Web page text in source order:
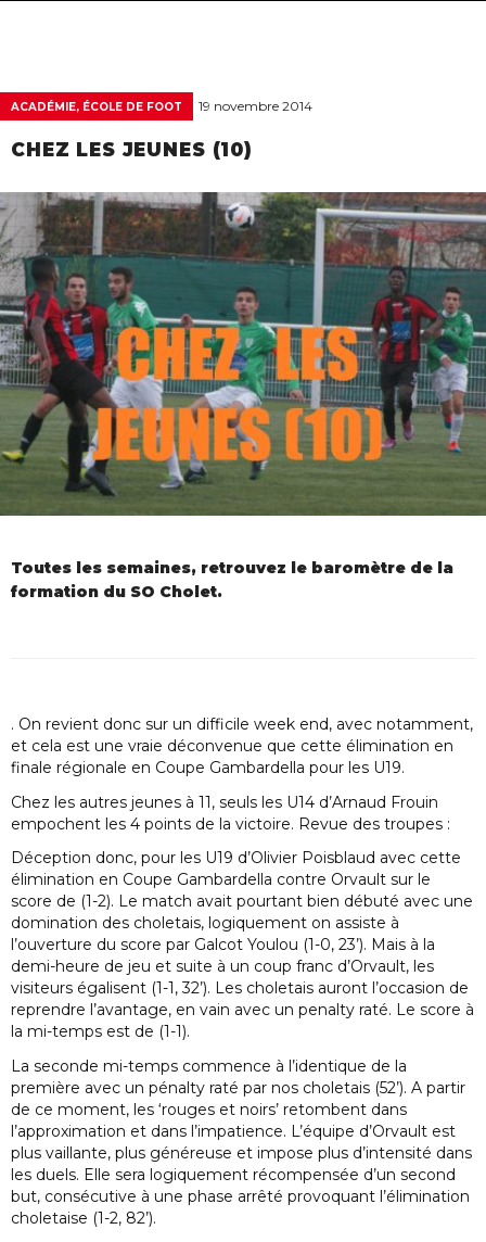
ACADÉMIE, ÉCOLE DE FOOT 19 novembre 2014
CHEZ LES JEUNES (10)
Toutes les semaines, retrouvez le baromètre de la
formation du SO Cholet.
. On revient donc sur un difficile week end, avec notamment,
et cela est une vraie déconvenue que cette élimination en
finale régionale en Coupe Gambardella pour les U19.
Chez les autres jeunes à 11, seuls les U14 d’Arnaud Frouin
empochent les 4 points de la victoire. Revue des troupes :
Déception donc, pour les U19 d’Olivier Poisblaud avec cette
élimination en Coupe Gambardella contre Orvault sur le
score de (1-2). Le match avait pourtant bien débuté avec une
domination des choletais, logiquement on assiste à
l’ouverture du score par Galcot Youlou (1-0, 23’). Mais à la
demi-heure de jeu et suite à un coup franc d’Orvault, les
visiteurs égalisent (1-1, 32’). Les choletais auront l’occasion de
reprendre l’avantage, en vain avec un penalty raté. Le score à
la mi-temps est de (1-1).
La seconde mi-temps commence à l’identique de la
première avec un pénalty raté par nos choletais (52’). A partir
de ce moment, les ‘rouges et noirs’ retombent dans
l’approximation et dans l’impatience. L’équipe d’Orvault est
plus vaillante, plus généreuse et impose plus d’intensité dans
les duels. Elle sera logiquement récompensée d’un second
but, consécutive à une phase arrêté provoquant l’élimination
choletaise (1-2, 82’).